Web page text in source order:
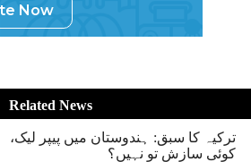
Now
Related News
ترکیہ کا سبق: ہندوستان میں پیپر لیک،
کوئی سازش تو نہیں؟